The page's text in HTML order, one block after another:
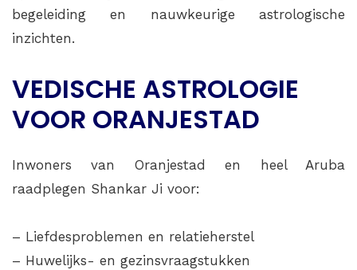
begeleiding en nauwkeurige astrologische
inzichten.
VEDISCHE ASTROLOGIE
VOOR ORANJESTAD
Inwoners van Oranjestad en heel Aruba
raadplegen Shankar Ji voor:
– Liefdesproblemen en relatieherstel
– Huwelijks- en gezinsvraagstukken